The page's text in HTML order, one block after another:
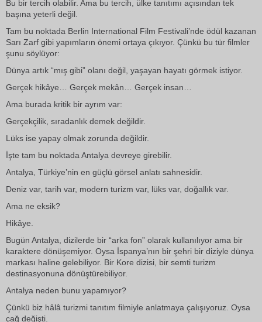
Bu bir tercih olabilir. Ama bu tercih, ülke tanıtımı açısından tek
başına yeterli değil.
Tam bu noktada Berlin International Film Festivali’nde ödül kazanan
Sarı Zarf gibi yapımların önemi ortaya çıkıyor. Çünkü bu tür filmler
şunu söylüyor:
Dünya artık “mış gibi” olanı değil, yaşayan hayatı görmek istiyor.
Gerçek hikâye… Gerçek mekân… Gerçek insan…
Ama burada kritik bir ayrım var:
Gerçekçilik, sıradanlık demek değildir.
Lüks ise yapay olmak zorunda değildir.
İşte tam bu noktada Antalya devreye girebilir.
Antalya, Türkiye’nin en güçlü görsel anlatı sahnesidir.
Deniz var, tarih var, modern turizm var, lüks var, doğallık var.
Ama ne eksik?
Hikâye.
Bugün Antalya, dizilerde bir “arka fon” olarak kullanılıyor ama bir
karaktere dönüşemiyor. Oysa İspanya’nın bir şehri bir diziyle dünya
markası haline gelebiliyor. Bir Kore dizisi, bir semti turizm
destinasyonuna dönüştürebiliyor.
Antalya neden bunu yapamıyor?
Çünkü biz hâlâ turizmi tanıtım filmiyle anlatmaya çalışıyoruz. Oysa
çağ değişti.